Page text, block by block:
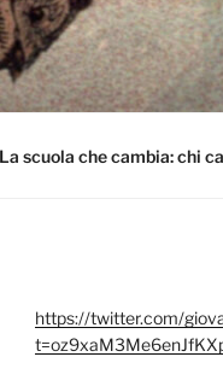
La scuola che cambia: chi
https://twitter.com/